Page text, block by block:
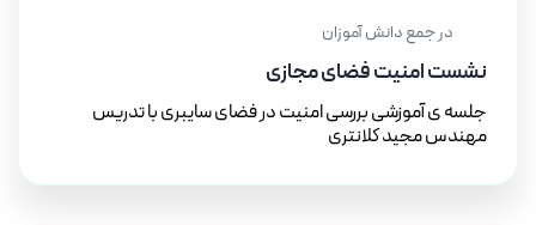
در جمع دانش آموزان
نشست امنیت فضای مجازی
جلسه ی آموزشی بررسی امنیت در فضای سایبری با تدریس
مهندس مجید کلانتری